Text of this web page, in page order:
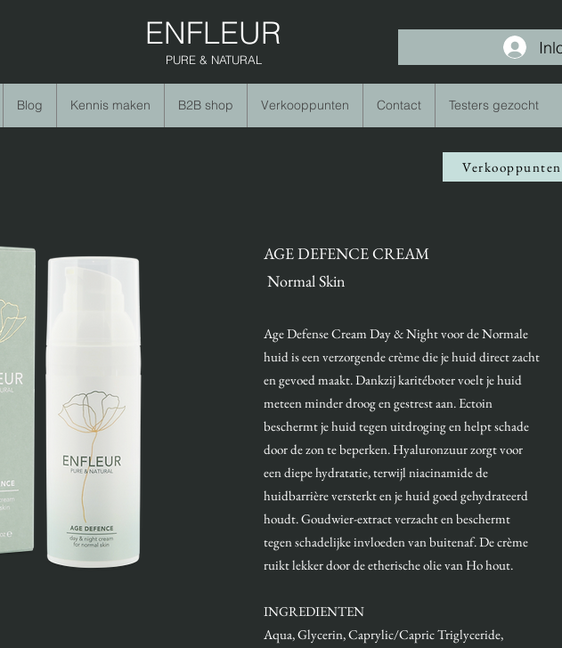
Blog Kennis maken B2B shop Verkooppunten Contact Testers gezocht
ENFLEUR
PURE & NATURAL
AGE DEFENCE CREAM
Normal Skin
Age Defense Cream Day & Night voor de Normale
huid is een verzorgende crème die je huid direct zacht
en gevoed maakt. Dankzij karitéboter voelt je huid
meteen minder droog en gestrest aan. Ectoin
beschermt je huid tegen uitdroging en helpt schade
door de zon te beperken. Hyaluronzuur zorgt voor
een diepe hydratatie, terwijl niacinamide de
huidbarrière versterkt en je huid goed gehydrateerd
houdt. Goudwier-extract verzacht en beschermt
tegen schadelijke invloeden van buitenaf. De crème
ruikt lekker door de etherische olie van Ho hout.
INGREDIENTEN
Aqua, Glycerin, Caprylic/Capric Triglyceride,